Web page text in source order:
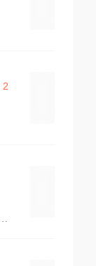
2